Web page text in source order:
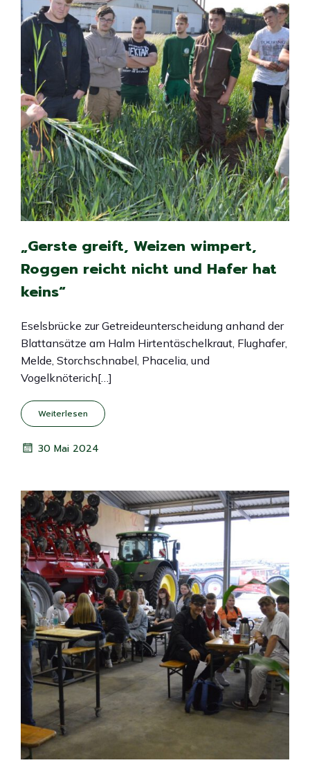
„Gerste greift, Weizen wimpert,
Roggen reicht nicht und Hafer hat
keins“
Eselsbrücke zur Getreideunterscheidung anhand der
Blattansätze am Halm Hirtentäschelkraut, Flughafer,
Melde, Storchschnabel, Phacelia, und
Vogelknöterich[…]
Weiterlesen
30 Mai 2024